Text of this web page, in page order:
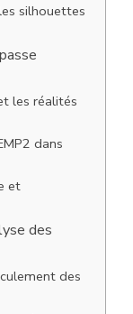
silhouettes
les réalités
dans
et
des
des